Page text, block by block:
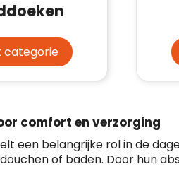
categorie
comfort en verzorging
een belangrijke rol in de
of baden. Door hun